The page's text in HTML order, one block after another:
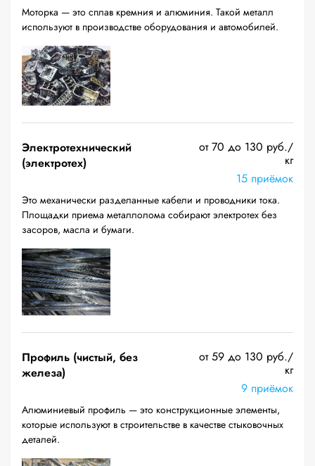
Моторка — это сплав кремния и алюминия. Такой металл
используют в производстве оборудования и автомобилей.
Электротехнический
(электротех)
от 70 до 130 руб./
кг
15 приёмок
Это механически разделанные кабели и проводники тока.
Площадки приема металлолома собирают электротех без
засоров, масла и бумаги.
Профиль (чистый, без
железа)
от 59 до 130 руб./
кг
9 приёмок
Алюминиевый профиль — это конструкционные элементы,
которые используют в строительстве в качестве стыковочных
деталей.